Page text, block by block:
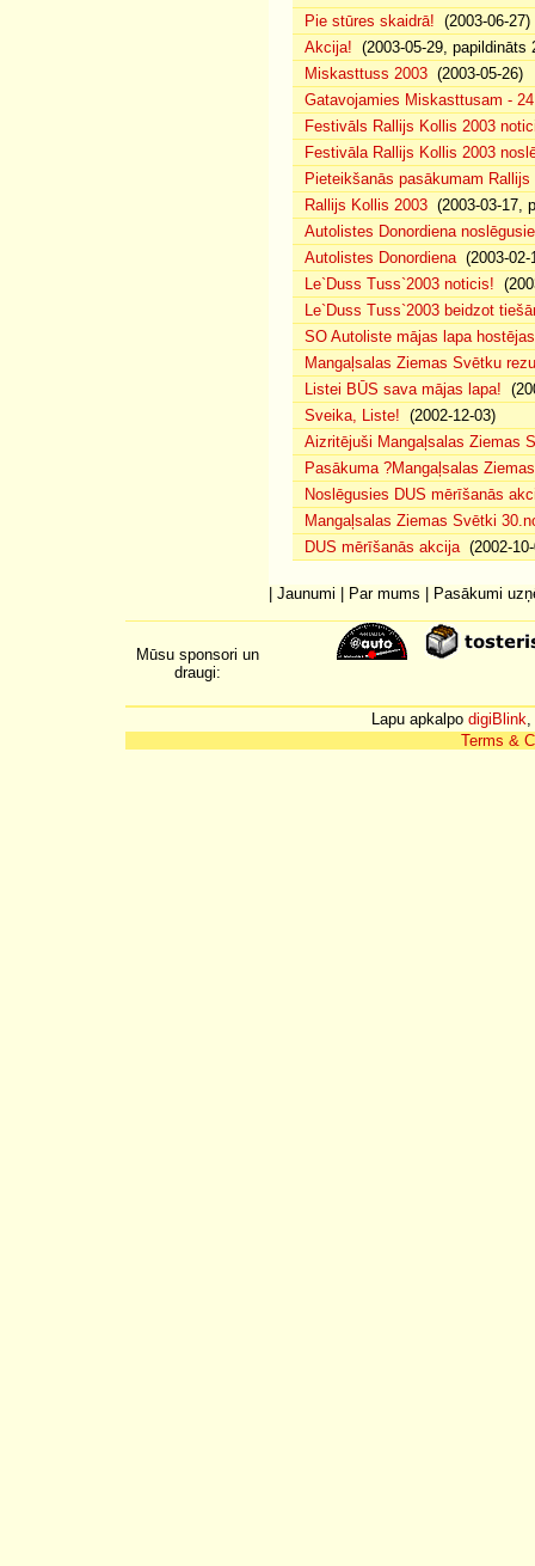
Pie stūres skaidrā! (2003-06-27)
Akcija! (2003-05-29, papildināts
Miskasttuss 2003 (2003-05-26)
Gatavojamies Miskasttusam -
Festivāls Rallijs Kollis 2003
Festivāla Rallijs Kollis 2003
Pieteikšanās pasākumam
Rallijs Kollis 2003 (2003-03-17,
Autolistes Donordiena
Autolistes Donordiena(2003-02-
Le`Duss Tuss`2003 noticis!
Le`Duss Tuss`2003 beidzot
SO Autoliste mājas lapa
Mangaļsalas Ziemas Svētku
Listei BŪS sava mājas lapa!
Sveika, Liste! (2002-12-03)
Aizritējuši Mangaļsalas Ziemas
Pasākuma ?Mangaļsalas
Noslēgusies DUS mērīšanās
Mangaļsalas Ziemas Svētki
DUS mērīšanās akcija(2002-10-
Jaunumi Par mums Pasākumi
Mūsu sponsori un
draugi:
Lapu apkalpo digiBlink,
Terms &